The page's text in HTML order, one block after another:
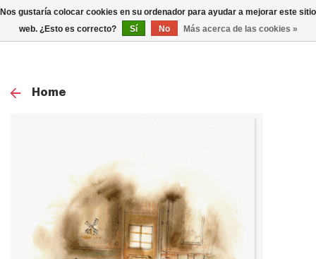
0
Home
Nos gustaría colocar cookies en su ordenador para ayudar a mejorar este sitio
web. ¿Esto es correcto?
Sí No Más acerca de las cookies »